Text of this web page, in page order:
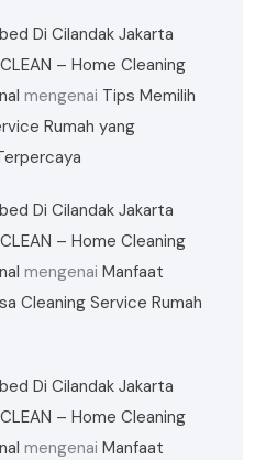
Di Cilandak Jakarta
– Home Cleaning
mengenai Tips Memilih
Rumah yang
Di Cilandak Jakarta
– Home Cleaning
mengenaiManfaat
Cleaning Service Rumah
Di Cilandak Jakarta
– Home Cleaning
mengenaiManfaat